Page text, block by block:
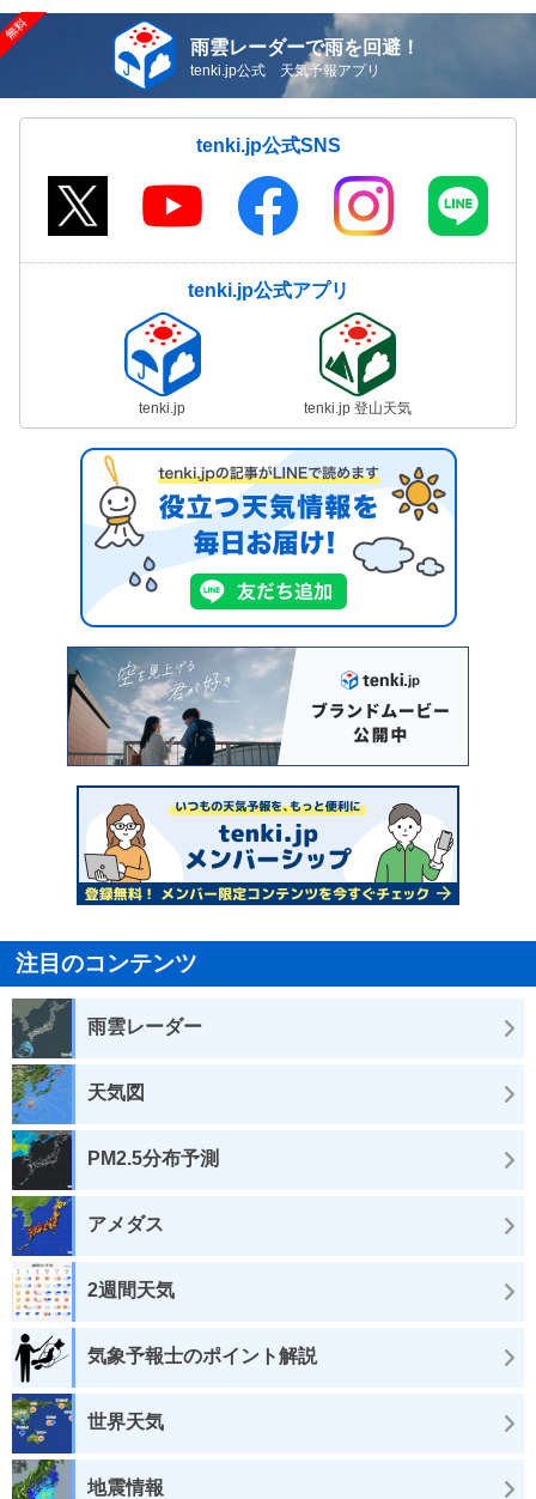
雨雲レーダーで雨を回避！
tenki.jp公式 天気予報アプリ
tenki.jp公式SNS
tenki.jp公式アプリ
tenki.jp tenki.jp 登山天気
注目のコンテンツ
雨雲レーダー
天気図
PM2.5分布予測
アメダス
2週間天気
気象予報士のポイント解説
世界天気
地震情報